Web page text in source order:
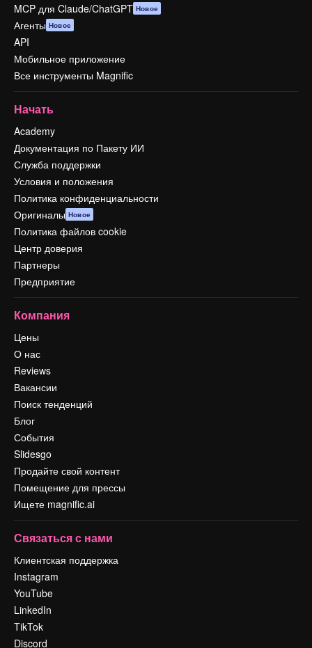
MCP для Claude/ChatGPT Новое
Агенты Новое
API
Мобильное приложение
Все инструменты Magnific
Начать
Academy
Документация по Пакету ИИ
Служба поддержки
Условия и положения
Политика конфиденциальности
Оригиналы Новое
Политика файлов cookie
Центр доверия
Партнеры
Предприятие
Компания
Цены
О нас
Reviews
Вакансии
Поиск тенденций
Блог
События
Slidesgo
Продайте свой контент
Помещение для прессы
Ищете magnific.ai
Связаться с нами
Клиентская поддержка
Instagram
YouTube
LinkedIn
TikTok
Discord